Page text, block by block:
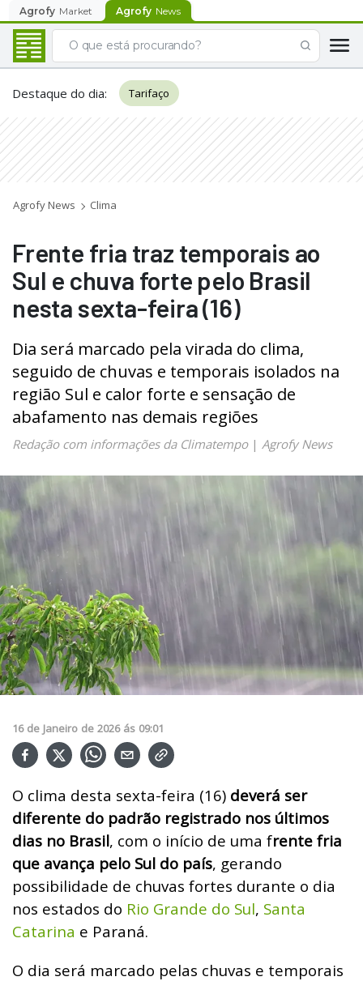
Agrofy Market Agrofy News
Destaque do dia: Tarifaço
Agrofy News Clima
Frente fria traz temporais ao
Sul e chuva forte pelo Brasil
nesta sexta-feira (16)
Dia será marcado pela virada do clima,
seguido de chuvas e temporais isolados na
região Sul e calor forte e sensação de
abafamento nas demais regiões
Redação com informações da Climatempo| Agrofy News
16 de Janeiro de 2026 ás 09:01
O clima desta sexta-feira (16) deverá ser
diferente do padrão registrado nos últimos
dias no Brasil, com o início de uma frente fria
que avança pelo Sul do país, gerando
possibilidade de chuvas fortes durante o dia
nos estados do Rio Grande do Sul, Santa
Catarina e Paraná.
O dia será marcado pelas chuvas e temporais